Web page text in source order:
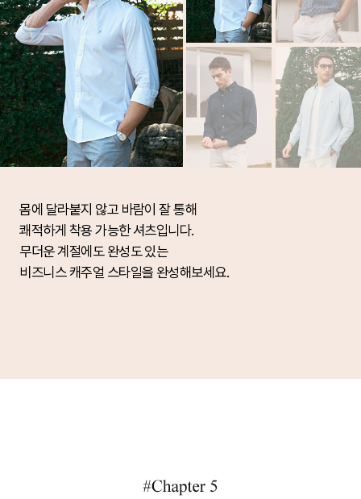
몸에 달라붙지 않고 바람이 잘 통해
쾌적하게 착용 가능한 셔츠입니다.
무더운 계절에도 완성도 있는
비즈니스 캐주얼 스타일을 완성해보세요.